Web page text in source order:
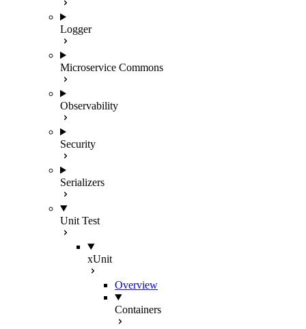
Logger
Microservice Commons
Observability
Security
Serializers
Unit Test
xUnit
Overview
Containers